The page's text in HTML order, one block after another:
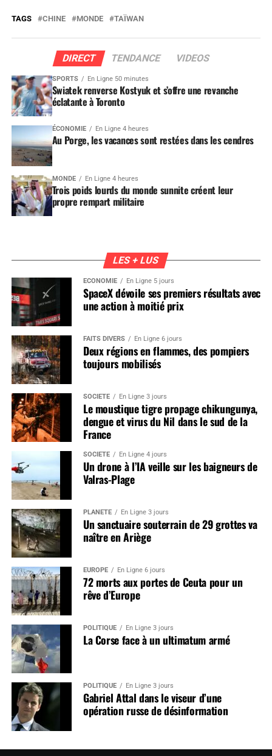
TAGS CHINE MONDE TAÏWAN
DIRECT TENDANCE VIDEOS
SPORTS En Ligne 50 minutes
Swiatek renverse Kostyuk et s’offre une revanche
éclatante à Toronto
ÉCONOMIE En Ligne 4 heures
Au Porge, les vacances sont restées dans les cendres
MONDE En Ligne 4 heures
Trois poids lourds du monde sunnite créent leur
propre rempart militaire
LES + LUS
ÉCONOMIE En Ligne 5 jours
SpaceX dévoile ses premiers résultats avec
une action à moitié prix
FAITS DIVERS En Ligne 6 jours
Deux régions en flammes, des pompiers
toujours mobilisés
SOCIÉTÉ En Ligne 3 jours
Le moustique tigre propage chikungunya,
dengue et virus du Nil dans le sud de la
France
SOCIÉTÉ En Ligne 4 jours
Un drone à l’IA veille sur les baigneurs de
Valras-Plage
PLANÈTE En Ligne 3 jours
Un sanctuaire souterrain de 29 grottes va
naître en Ariège
EUROPE En Ligne 6 jours
72 morts aux portes de Ceuta pour un
rêve d’Europe
POLITIQUE En Ligne 3 jours
La Corse face à un ultimatum armé
POLITIQUE En Ligne 3 jours
Gabriel Attal dans le viseur d’une
opération russe de désinformation